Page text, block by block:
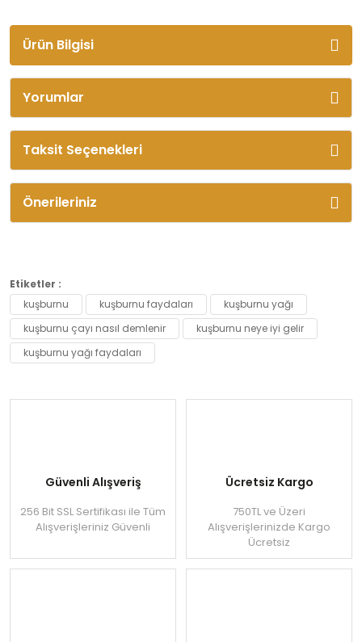
Ürün Bilgisi
Yorumlar
Taksit Seçenekleri
Önerileriniz
Etiketler :
kuşburnu
kuşburnu faydaları
kuşburnu yağı
kuşburnu çayı nasıl demlenir
kuşburnu neye iyi gelir
kuşburnu yağı faydaları
Güvenli Alışveriş
256 Bit SSL Sertifikası ile Tüm
Alışverişleriniz Güvenli
Ücretsiz Kargo
750TL ve Üzeri
Alışverişlerinizde Kargo
Ücretsiz